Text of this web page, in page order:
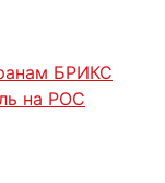
БРИКС
на РОС